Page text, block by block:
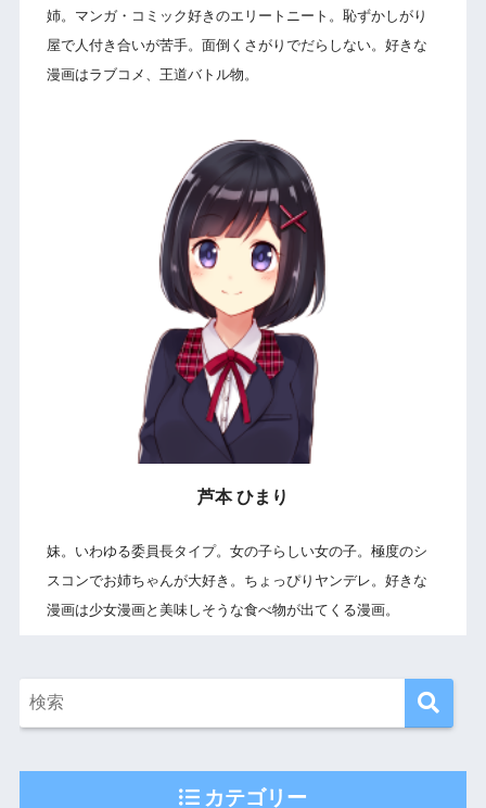
姉。マンガ・コミック好きのエリートニート。恥ずかしがり
屋で人付き合いが苦手。面倒くさがりでだらしない。好きな
漫画はラブコメ、王道バトル物。
芦本 ひまり
妹。いわゆる委員長タイプ。女の子らしい女の子。極度のシ
スコンでお姉ちゃんが大好き。ちょっぴりヤンデレ。好きな
漫画は少女漫画と美味しそうな食べ物が出てくる漫画。
カテゴリー